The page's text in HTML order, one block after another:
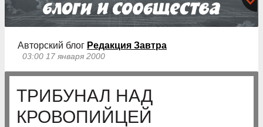
Авторский блог Редакция Завтра
03:00 17 января 2000
ТРИБУНАЛ НАД
КРОВОПИЙЦЕЙ